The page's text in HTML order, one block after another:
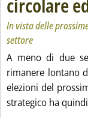
In vista delle
settore
A meno di due
rimanere lontano
elezioni del
strategico ha